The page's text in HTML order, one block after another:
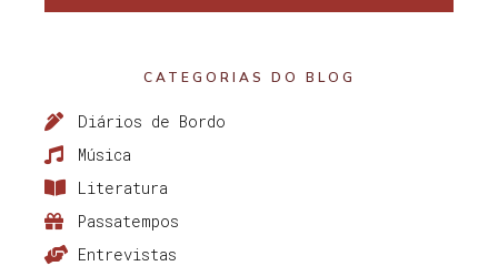
CATEGORIAS DO BLOG
Diários de Bordo
Música
Literatura
Passatempos
Entrevistas